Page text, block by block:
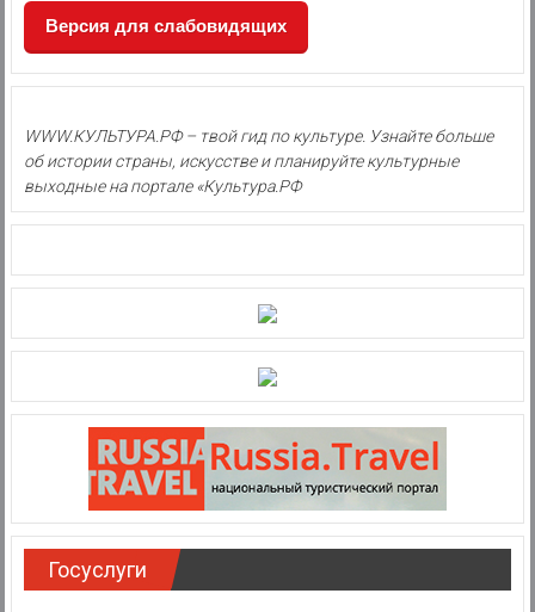
Версия для слабовидящих
WWW.КУЛЬТУРА.РФ – твой гид по культуре. Узнайте больше
об истории страны, искусстве и планируйте культурные
выходные на портале «Культура.РФ
Госуслуги